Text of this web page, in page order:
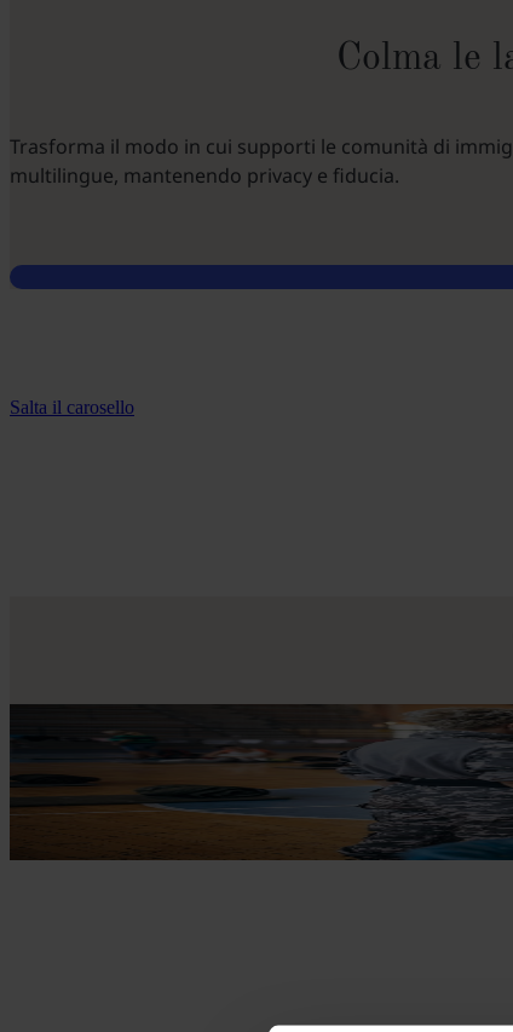
Colma le
Trasforma il modo in cui supporti le comunità di
multilingue, mantenendo privacy e fiducia.
Salta il carosello